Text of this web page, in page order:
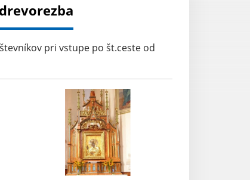
pri vstupe po št.ceste od